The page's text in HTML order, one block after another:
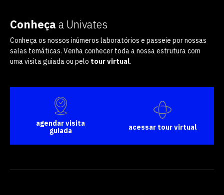
Conheça a Univates
Conheça os nossos inúmeros laboratórios e passeie por nossas
salas temáticas. Venha conhecer toda a nossa estrutura com
uma visita guiada ou pelo tour virtual.
agendar visita
guiada
acessar tour virtual